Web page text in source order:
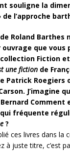
souligne la
l’approche
Roland Barthes
ouvrage que vous
Fiction et
une fiction de
Patrick Roegiers
J’imagine
Comment
fréquente
?
ces livres dans la
à juste titre, c’est